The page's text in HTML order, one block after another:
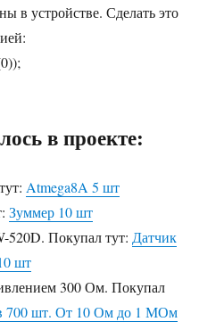
в устройстве. Сделать это
в проекте:
Atmega8A 5 шт
Зуммер 10 шт
520D. Покупал тут: Датчик
шт
300 Ом. Покупал
700 шт. От 10 Ом до 1 МОм